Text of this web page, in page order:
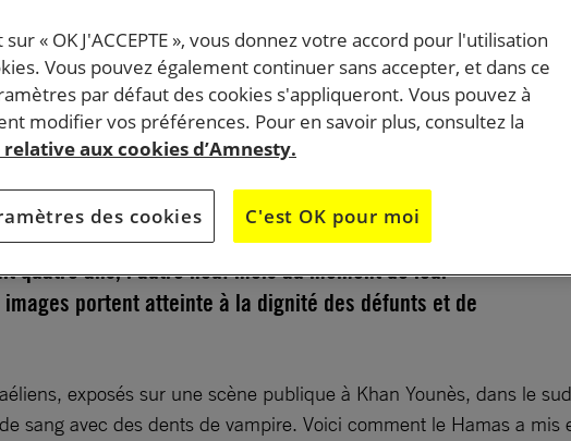
/
Hamas a remis les dépouilles d’otages israéliens
une mise en scène macabre. Parmi eux, deux
quatre ans, l’autre neuf mois au moment de leur
images portent atteinte à la dignité des défunts et de
exposés sur une scène publique à Khan Younès, dans le
sang avec des dents de vampire. Voici comment le Hamas a
sur « OK J'ACCEPTE », vous donnez votre accord pour l'utilisation
Vous pouvez également continuer sans accepter, et dans ce
par défaut des cookies s'appliqueront. Vous pouvez à
modifier vos préférences. Pour en savoir plus, consultez la
aux cookies d’Amnesty.
des cookies C'est OK pour moi